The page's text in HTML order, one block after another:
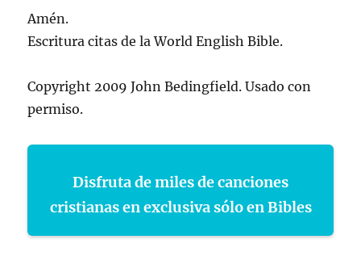
Amén.
Escritura citas de la World English Bible.
Copyright 2009 John Bedingfield. Usado con
permiso.
Disfruta de miles de canciones
cristianas en exclusiva sólo en Bibles